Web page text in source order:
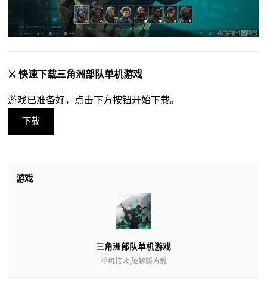
⚔️ 快速下载三角洲部队单机游戏
游戏已准备好，点击下方按钮开始下载。
下载
游戏
三角洲部队单机游戏
单机接收,破解版方载